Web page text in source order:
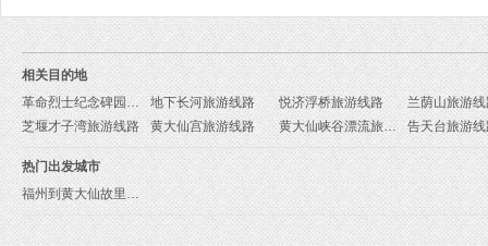
相关目的地
革命烈士纪念碑园旅游线路
地下长河旅游线路 悦济浮桥旅游线路
兰荫山旅游
芝堰才子湾旅游线路
黄大仙宫旅游线路 黄大仙峡谷漂流旅游线路 告天台旅游
热门出发城市
福州到黄大仙故里旅游报价